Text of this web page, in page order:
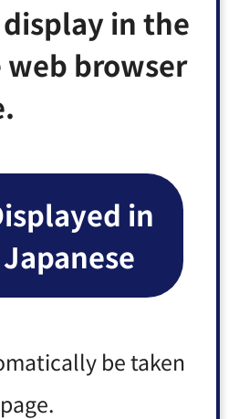
in the
web browser
in
Japanese
be taken